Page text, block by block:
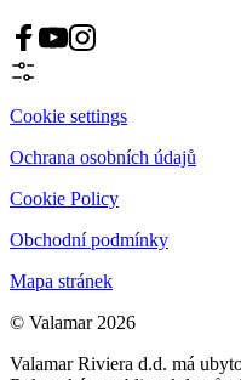
Cookie settings
Ochrana osobních údajů
Cookie Policy
Obchodní podmínky
Mapa stránek
© Valamar 2026
Valamar Riviera d.d. má